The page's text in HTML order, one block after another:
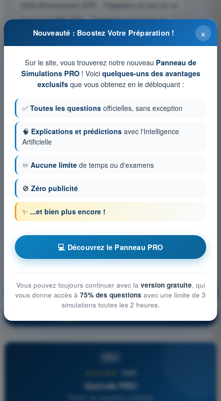
QCM d'Entraînement ATPL - Préparation et suivi du vol
Examen en PDF ATPL - Préparation et suivi du vol
Préparation et suivi du vol S'entraîner !
4,6/5
Quizvds PRO
×
Nouveauté : Boostez Votre Préparation !
Sur le site, vous trouverez notre nouveau Panneau de
Simulations PRO! Voici quelques-uns des avantages
exclusifsque vous obtenez en le débloquant :
✅ Toutes les questions officielles, sans exception
🧠 Explications et prédictions avec l'Intelligence
Artificielle
♾️ Aucune limite de temps ou d'examens
🚫 Zéro publicité
✨ ...et bien plus encore !
💻 Découvrez le Panneau PRO
Vous pouvez toujours continuer avec la version gratuite, qui
vous donne accès à 75% des questions avec une limite de 3
simulations toutes les 2 heures.